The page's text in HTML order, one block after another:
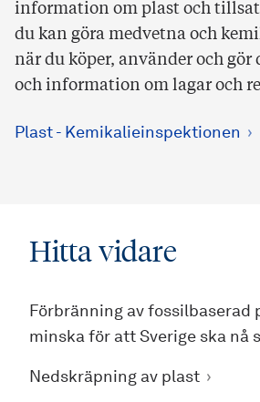
information om plast och
du kan göra medvetna och
när du köper, använder och gör
och information om lagar och
Plast - Kemikalieinspektionen
Hitta vidare
Förbränning av fossilbaserad
minska för att Sverige ska nå
Nedskräpning av plast